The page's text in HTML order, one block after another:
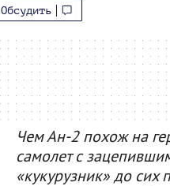
Обсудить
Чем Ан-2 похож на
самолет с
«кукурузник» до сих